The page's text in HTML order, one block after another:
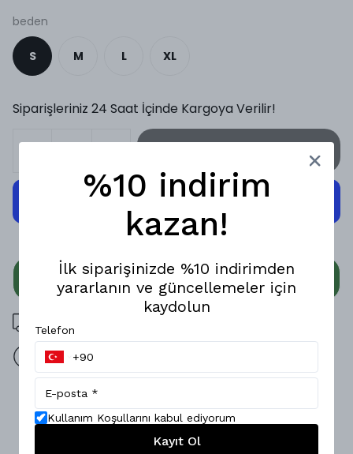
beden
S M L XL
Siparişleriniz 24 Saat İçinde Kargoya Verilir!
WHATSAPP
3000 TL üzeri ücretsiz kargo
14 gün içinde iade değişim
Ürün Açıklaması
Hafifliği ve yumuşak dokusuyla öne çıkan bu özel tasarım
gömlek, Kendine özgü deseninin benzersiz hissini yaşatır.;
%10 indirim
kazan!
İlk siparişinizde %10 indirimden
yararlanın ve güncellemeler için
kaydolun
Telefon
Kullanım Koşullarını kabul ediyorum
Kayıt Ol